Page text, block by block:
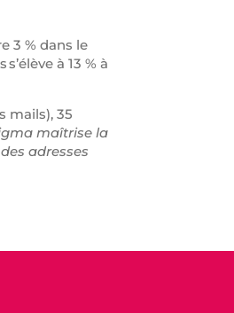
3 % dans le
à 13 % à
mails), 35
maîtrise la
adresses